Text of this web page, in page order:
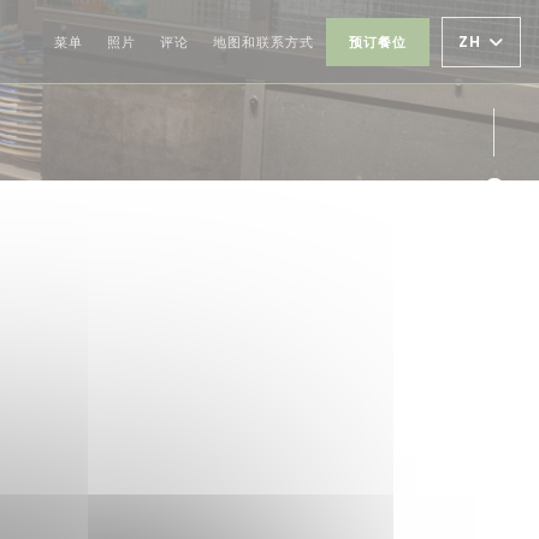
菜单 照片 评论 地图和联系方式 预订餐位 ZH